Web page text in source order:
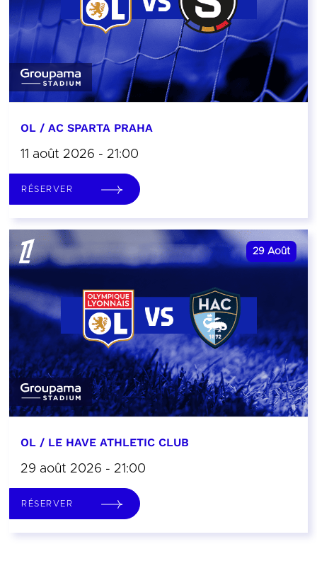
OL / AC SPARTA PRAHA
11 août 2026 - 21:00
RÉSERVER
29 Août
OL / LE HAVE ATHLETIC CLUB
29 août 2026 - 21:00
RÉSERVER